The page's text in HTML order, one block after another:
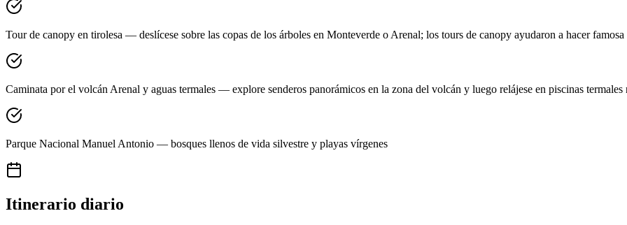
Tour de canopy en tirolesa — deslícese sobre las copas de los árboles en Monteverde o Arenal; los tours de canopy ayudaron a hacer
Caminata por el volcán Arenal y aguas termales — explore senderos panorámicos en la zona del volcán y luego relájese en piscinas termales
Parque Nacional Manuel Antonio — bosques llenos de vida silvestre y playas vírgenes
Itinerario diario